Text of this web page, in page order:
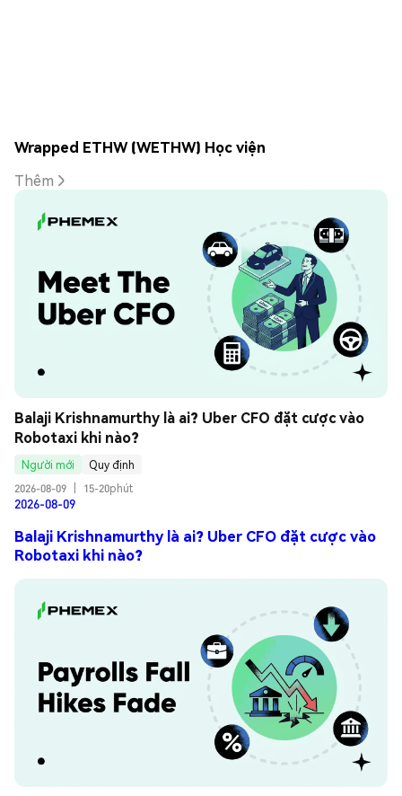
Wrapped ETHW (WETHW) Học viện
Thêm
Balaji Krishnamurthy là ai? Uber CFO đặt cược vào
Robotaxi khi nào?
Người mới
Quy định
2026-08-09
15-20phút
2026-08-09
Balaji Krishnamurthy là ai? Uber CFO đặt cược vào
Robotaxi khi nào?